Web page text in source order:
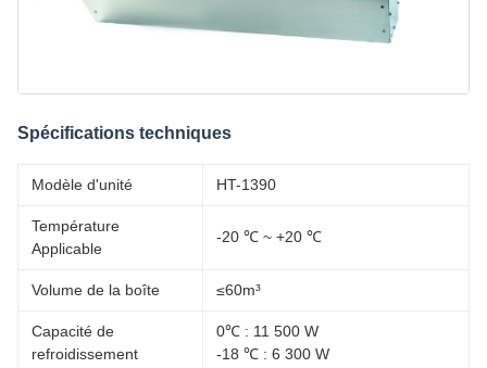
Spécifications techniques
Modèle d'unité HT-1390
Température
Applicable
-20 ℃ ~ +20 ℃
Volume de la boîte ≤60m³
Capacité de
refroidissement
0℃ : 11 500 W
-18 ℃ : 6 300 W